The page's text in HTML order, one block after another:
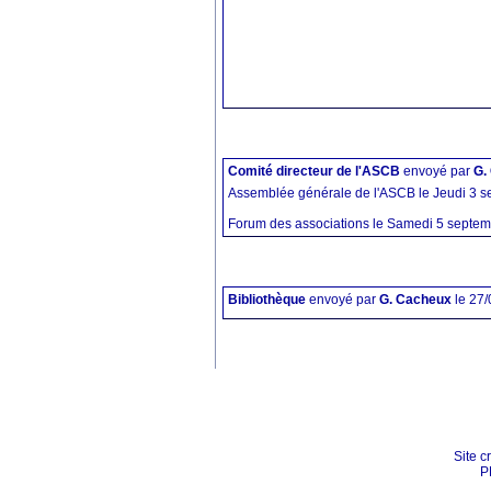
Comité directeur de l'ASCB envoyé par G.
Assemblée générale de l'ASCB le Jeudi 3
Forum des associations le Samedi 5
Bibliothèque envoyé par G. Cacheux le
Site